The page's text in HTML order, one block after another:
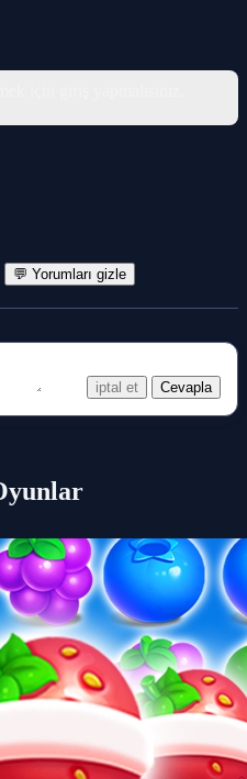
💬 Yorumları gizle
iptal et Cevapla